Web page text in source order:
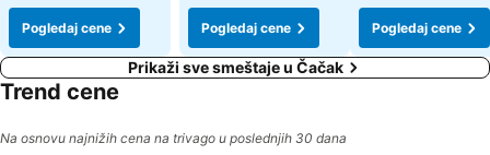
Pogledaj cene Pogledaj cene Pogledaj cene
Prikaži sve smeštaje u Čačak
Trend cene
Na osnovu najnižih cena na trivago u poslednjih 30 dana